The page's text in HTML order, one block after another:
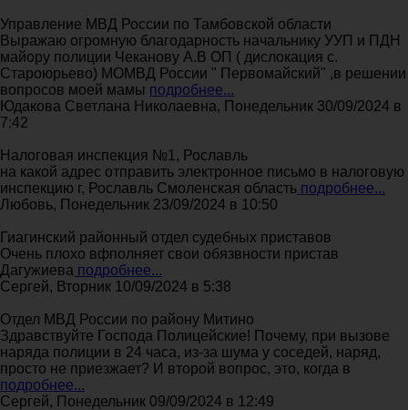
Управление МВД России по Тамбовской области
Выражаю огромную благодарность начальнику УУП и ПДН
майору полиции Чеканову А.В ОП ( дислокация с.
Староюрьево) МОМВД России " Первомайский" ,в решении
вопросов моей мамы подробнее...
Юдакова Светлана Николаевна, Понедельник 30/09/2024 в
7:42
Налоговая инспекция №1, Рославль
на какой адрес отправить электронное письмо в налоговую
инспекцию г, Рославль Смоленская область подробнее...
Любовь, Понедельник 23/09/2024 в 10:50
Гиагинский районный отдел судебных приставов
Очень плохо вфполняет свои обязвности пристав
Дагужиева подробнее...
Сергей, Вторник 10/09/2024 в 5:38
Отдел МВД России по району Митино
Здравствуйте Господа Полицейские! Почему, при вызове
наряда полиции в 24 часа, из-за шума у соседей, наряд,
просто не приезжает? И второй вопрос, это, когда в
подробнее...
Сергей, Понедельник 09/09/2024 в 12:49